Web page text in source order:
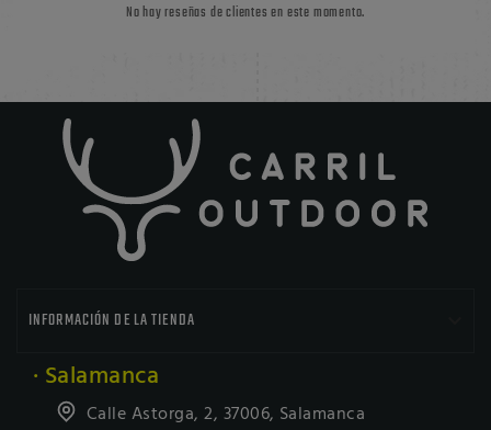
No hay reseñas de clientes en este momento.
INFORMACIÓN DE LA TIENDA
· Salamanca
Calle Astorga, 2, 37006, Salamanca